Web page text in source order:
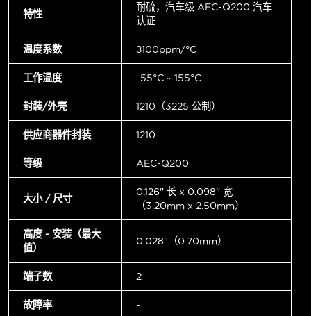
特性
耐硫，汽车级 AEC-Q200 汽车
认证
温度系数 ±100ppm/°C
工作温度 -55°C ~ 155°C
封装/外壳 1210（3225 公制）
供应商器件封装 1210
等级 AEC-Q200
大小 / 尺寸
0.126" 长 x 0.098" 宽
（3.20mm x 2.50mm）
高度 - 安装（最大
值）
0.028"（0.70mm）
端子数 2
故障率 -